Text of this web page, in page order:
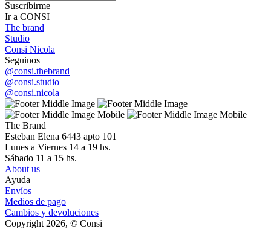
Suscribirme
Ir a CONSI
The brand
Studio
Consi Nicola
Seguinos
@consi.thebrand
@consi.studio
@consi.nicola
The Brand
Esteban Elena 6443 apto 101
Lunes a Viernes 14 a 19 hs.
Sábado 11 a 15 hs.
About us
Ayuda
Envíos
Medios de pago
Cambios y devoluciones
Copyright 2026, © Consi